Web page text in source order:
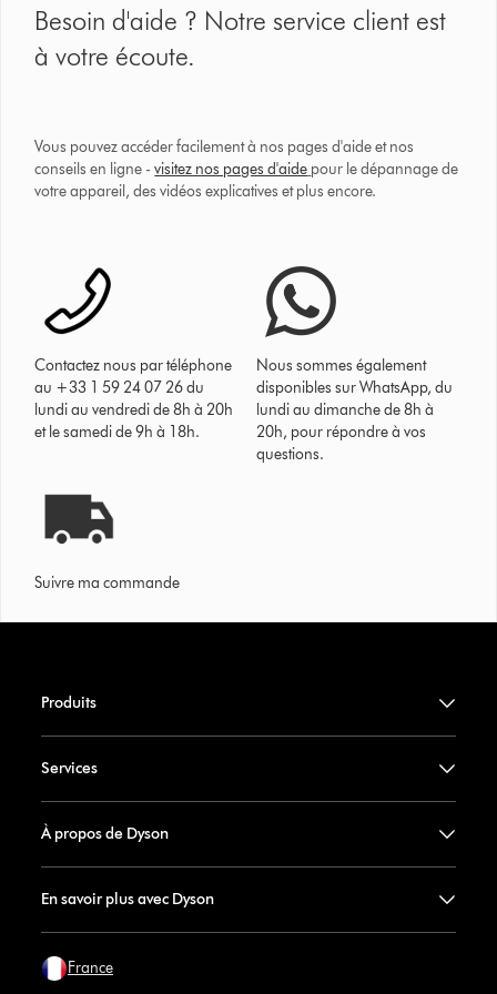
Besoin d'aide ? Notre service client est
à votre écoute.
Vous pouvez accéder facilement à nos pages d'aide et nos
conseils en ligne -visitez nos pages d'aide pour le dépannage de
votre appareil, des vidéos explicatives et plus encore.
Contactez nous par téléphone
au +33 1 59 24 07 26 du
lundi au vendredi de 8h à 20h
et le samedi de 9h à 18h.
Nous sommes également
disponibles sur WhatsApp, du
lundi au dimanche de 8h à
20h, pour répondre à vos
questions.
Suivre ma commande
Produits
Services
À propos de Dyson
En savoir plus avec Dyson
France